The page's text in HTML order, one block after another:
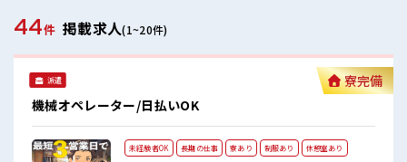
44件 掲載求人(1~20件)
派遣
機械オペレーター/日払いOK
寮完備
未経験者OK 長期の仕事 寮あり 制服あり 休憩室あり